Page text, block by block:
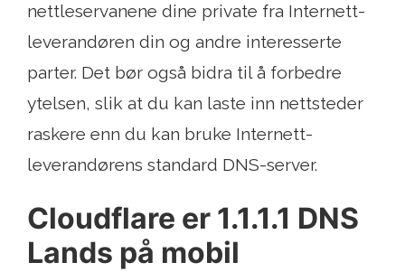
nettleservanene dine private fra Internett-
leverandøren din og andre interesserte
parter. Det bør også bidra til å forbedre
ytelsen, slik at du kan laste inn nettsteder
raskere enn du kan bruke Internett-
leverandørens standard DNS-server.
Cloudflare er 1.1.1.1 DNS
Lands på mobil